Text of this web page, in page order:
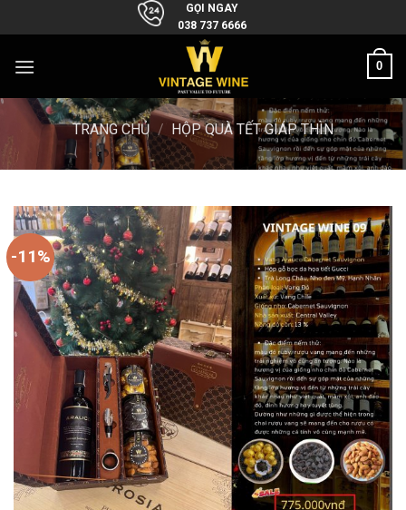
to
GỌI NGAY
038 737 6666
0
TRANG CHỦ / HỘP QUÀ TẾT GIÁP THÌN
-11%